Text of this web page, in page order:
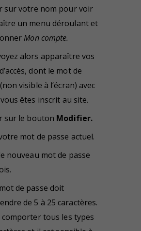
sur votre nom pour voir
un menu déroulant et
Mon compte.
alors apparaître vos
dont le mot de
visible à l’écran) avec
êtes inscrit au site.
sur le bouton Modifier.
mot de passe actuel.
nouveau mot de passe
de passe doit
de 5 à 25 caractères.
tous les types